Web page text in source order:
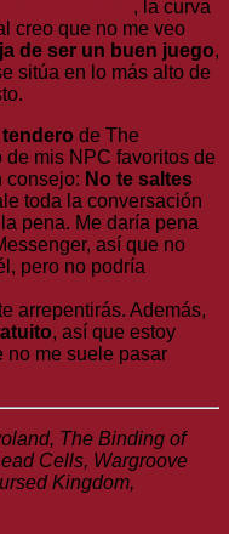
, la curva
creo que no me veo
de ser un buen juego,
sitúa en lo más alto de
de The
de mis NPC favoritos de
consejo: No te saltes
toda la conversación
pena. Me daría pena
así que no
pero no podría
arrepentirás. Además,
, así que estoy
no me suele pasar
The Binding of
Cells, Wargroove
Kingdom,